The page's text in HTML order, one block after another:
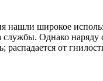
нашли широкое
Однако
от